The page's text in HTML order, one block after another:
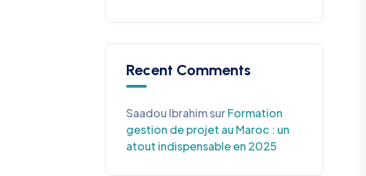
Recent Comments
Saadou IbrahimsurFormation
gestion de projet au Maroc : un
atout indispensable en 2025